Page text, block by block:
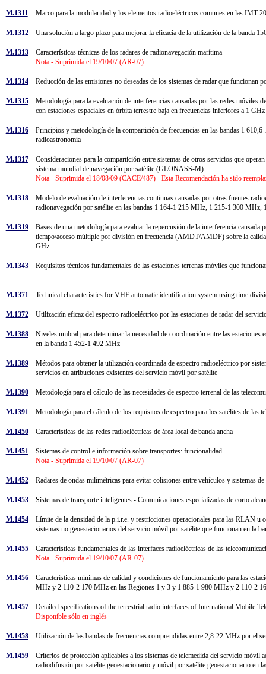
M.1311 Marco para la modularidad y los elementos radioeléctricos comunes en las IMT-
M.1312 Una solución a largo plazo para mejorar la eficacia de la utilización de la banda
M.1313
Características técnicas de los radares de radionavegación marítima
Nota - Suprimida el 19/10/07 (AR-07)
M.1314 Reducción de las emisiones no deseadas de los sistemas de radar que funcionan
M.1315
Metodología para la evaluación de interferencias causadas por las redes móviles
con estaciones espaciales en órbita terrestre baja en frecuencias inferiores a 1
M.1316
Principios y metodología de la compartición de frecuencias en las bandas 1
radioastronomía
M.1317
Consideraciones para la compartición entre sistemas de otros servicios que
sistema mundial de navegación por satélite (GLONASS-M)
Nota - Suprimida el 18/08/09 (CACE/487) - Esta Recomendación ha sido
M.1318
Modelo de evaluación de interferencias continuas causadas por otras fuentes
radionavegación por satélite en las bandas 1 164-1 215 MHz, 1 215-1 300
M.1319
Bases de una metodología para evaluar la repercusión de la interferencia
tiempo/acceso múltiple por división en frecuencia (AMDT/AMDF) sobre la
GHz
M.1343 Requisitos técnicos fundamentales de las estaciones terrenas móviles que
M.1371 Technical characteristics for VHF automatic identification system using time
M.1372 Utilización eficaz del espectro radioeléctrico por las estaciones de radar del
M.1388
Niveles umbral para determinar la necesidad de coordinación entre las
en la banda 1 452-1 492 MHz
M.1389
Métodos para obtener la utilización coordinada de espectro radioeléctrico por
servicios en atribuciones existentes del servicio móvil por satélite
M.1390 Metodología para el cálculo de las necesidades de espectro terrenal de las
M.1391 Metodología para el cálculo de los requisitos de espectro para los satélites de
M.1450 Características de las redes radioeléctricas de área local de banda ancha
M.1451
Sistemas de control e información sobre transportes: funcionalidad
Nota - Suprimida el 19/10/07 (AR-07)
M.1452 Radares de ondas milimétricas para evitar colisiones entre vehículos y sistemas
M.1453 Sistemas de transporte inteligentes - Comunicaciones especializadas de corto
M.1454
Límite de la densidad de la p.i.r.e. y restricciones operacionales para las RLAN u
sistemas no geoestacionarios del servicio móvil por satélite que funcionan en la
M.1455
Características fundamentales de las interfaces radioeléctricas de las
Nota - Suprimida el 19/10/07 (AR-07)
M.1456
Características mínimas de calidad y condiciones de funcionamiento para las
MHz y 2 110-2 170 MHz en las Regiones 1 y 3 y 1 885-1 980 MHz y 2 110-2
M.1457
Detailed specifications of the terrestrial radio interfaces of International Mobile
Disponible sólo en inglés
M.1458 Utilización de las bandas de frecuencias comprendidas entre 2,8-22 MHz por el
M.1459
Criterios de protección aplicables a los sistemas de telemedida del servicio
radiodifusión por satélite geoestacionario y móvil por satélite geoestacionario